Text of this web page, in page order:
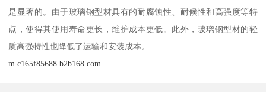
是显著的。由于玻璃钢型材具有的耐腐蚀性、耐候性和高强度等特
点，使得其使用寿命更长，维护成本更低。此外，玻璃钢型材的轻
质高强特性也降低了运输和安装成本。
m.c165f85688.b2b168.com